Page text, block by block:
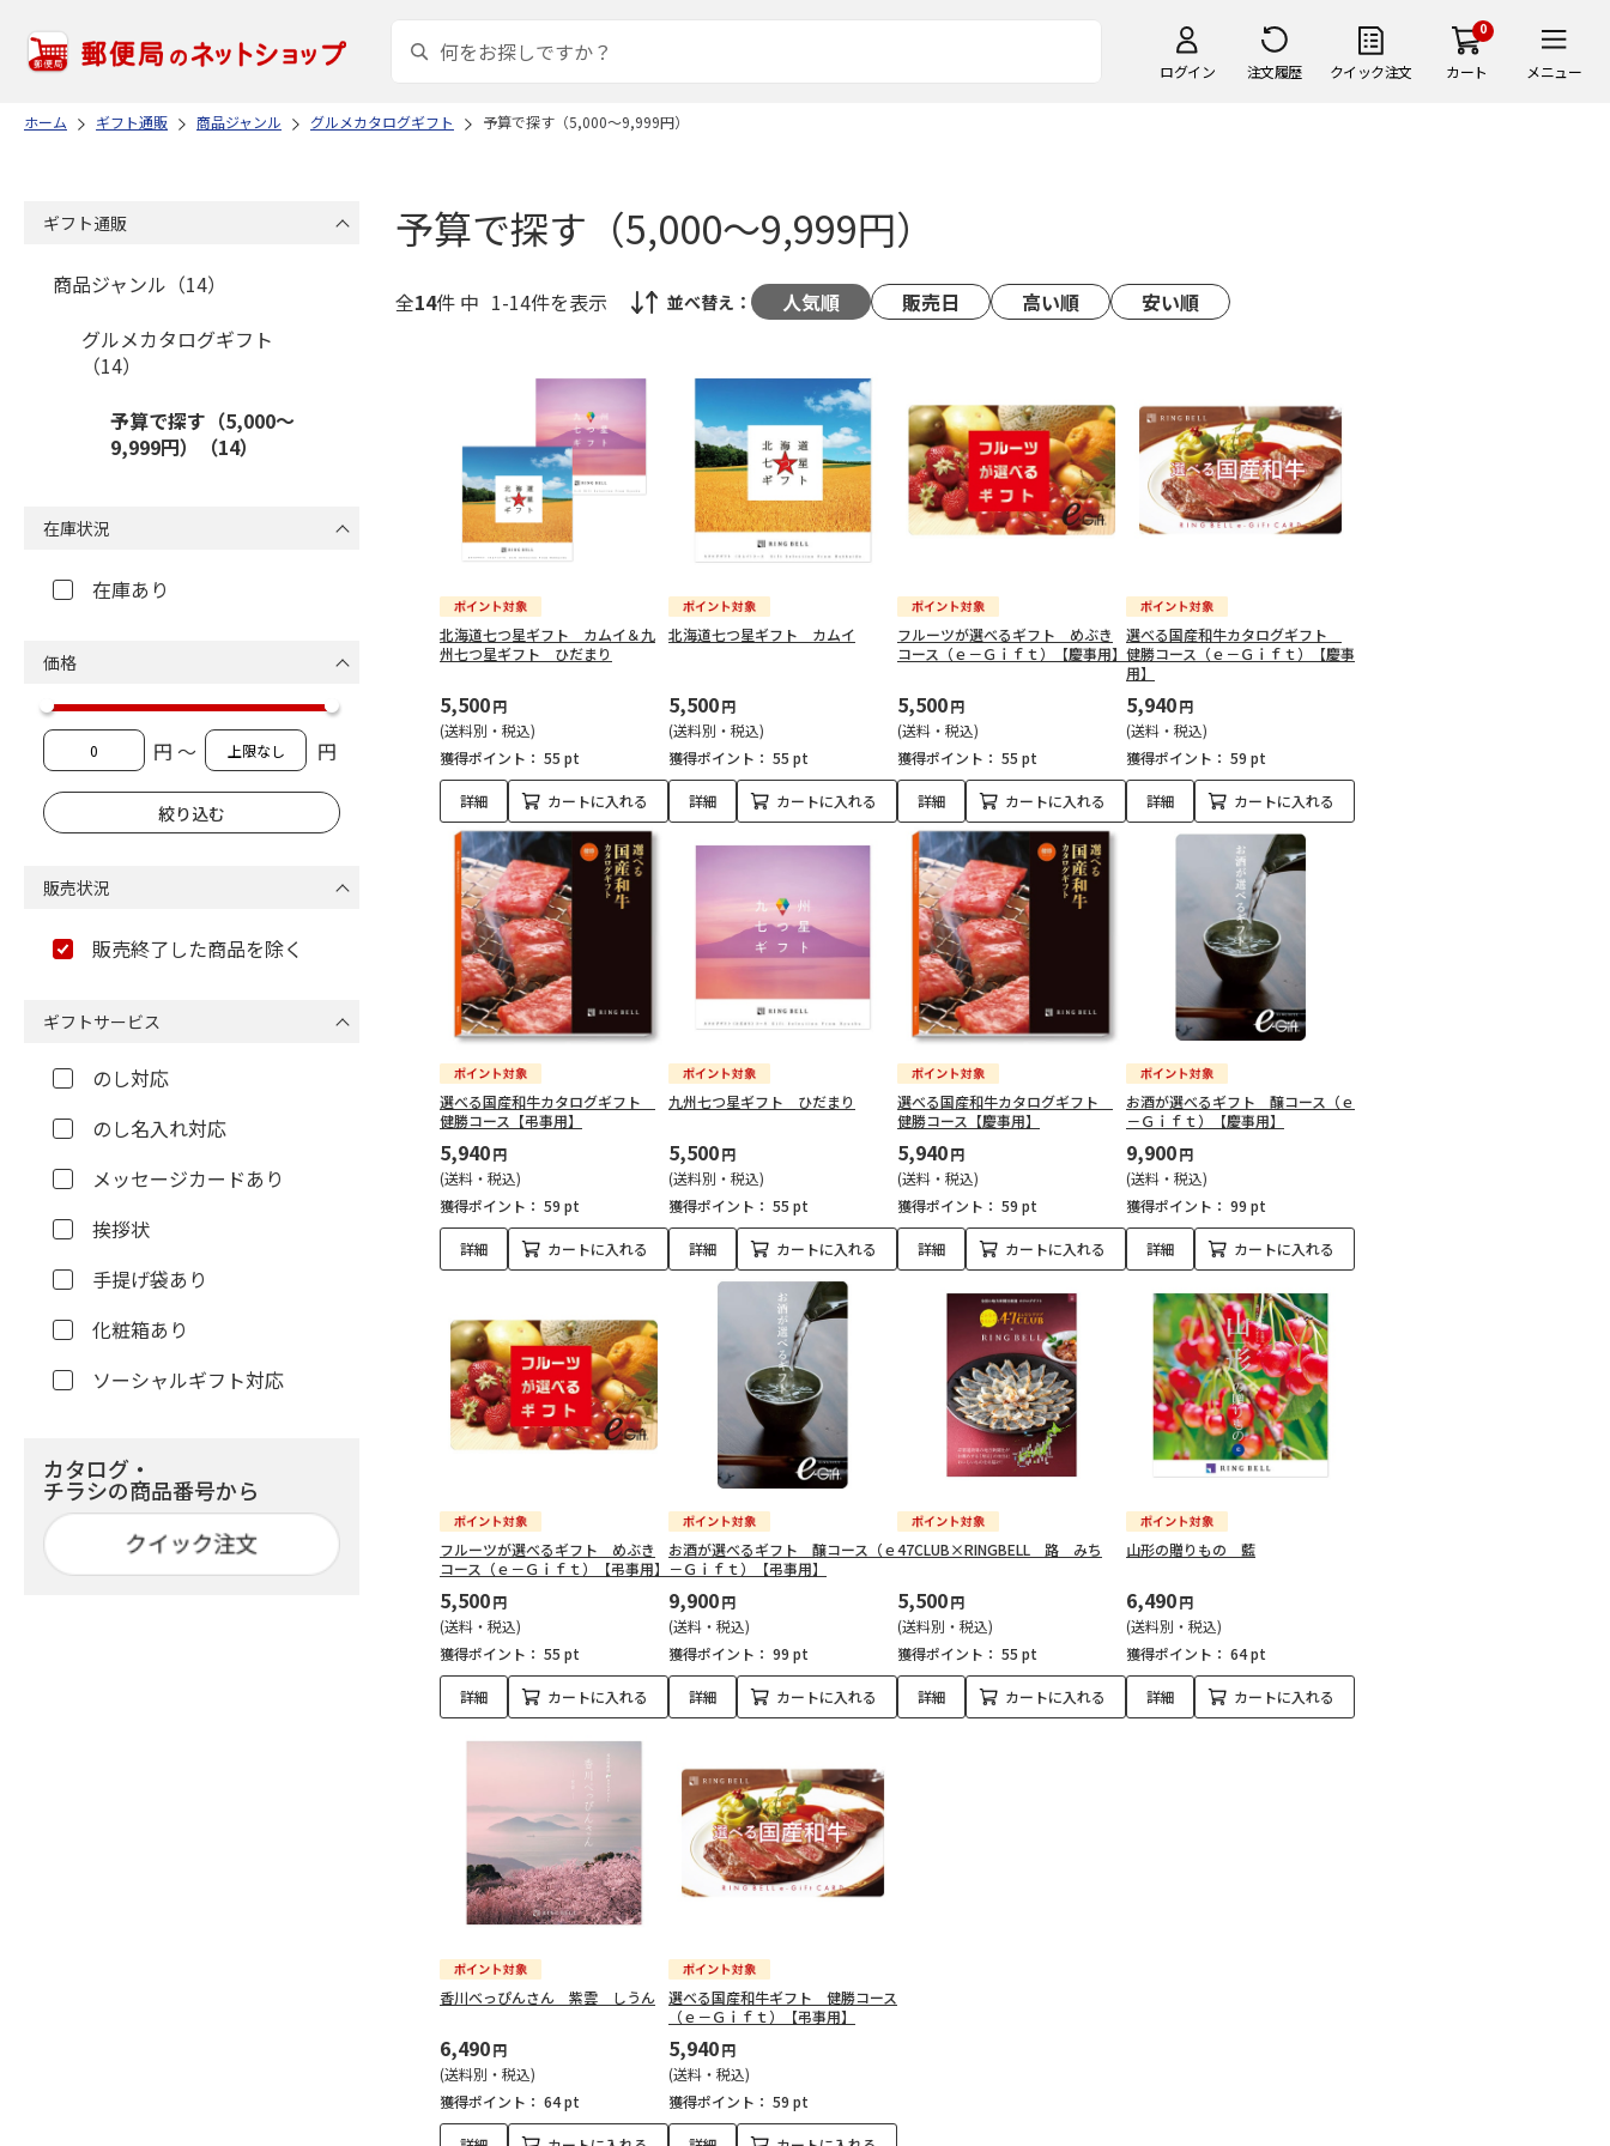
ログイン 注文履歴 クイック注文
0
カート メニュー
ホーム ギフト通販 商品ジャンル グルメカタログギフト 予算で探す（5,000～9,999円）
予算で探す（5,000～9,999円）
全14件 中 1-14件を表示 並べ替え： 人気順 販売日 高い順 安い順
北海道七つ星ギフト カムイ＆九
州七つ星ギフト ひだまり
5,500円
(送料別・税込)
獲得ポイント： 55 pt
詳細 カートに入れる
北海道七つ星ギフト カムイ
5,500円
(送料別・税込)
獲得ポイント： 55 pt
詳細 カートに入れる
フルーツが選べるギフト めぶき
コース（ｅ－Ｇｉｆｔ）【慶事用】
5,500円
(送料・税込)
獲得ポイント： 55 pt
詳細 カートに入れる
選べる国産和牛カタログギフト
健勝コース（ｅ－Ｇｉｆｔ）【慶事
用】
5,940円
(送料・税込)
獲得ポイント： 59 pt
詳細 カートに入れる
選べる国産和牛カタログギフト
健勝コース【弔事用】
5,940円
(送料・税込)
獲得ポイント： 59 pt
詳細 カートに入れる
九州七つ星ギフト ひだまり
5,500円
(送料別・税込)
獲得ポイント： 55 pt
詳細 カートに入れる
選べる国産和牛カタログギフト
健勝コース【慶事用】
5,940円
(送料・税込)
獲得ポイント： 59 pt
詳細 カートに入れる
お酒が選べるギフト 醸コース（ｅ
－Ｇｉｆｔ）【慶事用】
9,900円
(送料・税込)
獲得ポイント： 99 pt
詳細 カートに入れる
フルーツが選べるギフト めぶき
コース（ｅ－Ｇｉｆｔ）【弔事用】
5,500円
(送料・税込)
獲得ポイント： 55 pt
詳細 カートに入れる
お酒が選べるギフト 醸コース（ｅ
－Ｇｉｆｔ）【弔事用】
9,900円
(送料・税込)
獲得ポイント： 99 pt
詳細 カートに入れる
47CLUB×RINGBELL 路 みち
5,500円
(送料別・税込)
獲得ポイント： 55 pt
詳細 カートに入れる
山形の贈りもの 藍
6,490円
(送料別・税込)
獲得ポイント： 64 pt
詳細 カートに入れる
香川べっぴんさん 紫雲 しうん
6,490円
(送料別・税込)
獲得ポイント： 64 pt
選べる国産和牛ギフト 健勝コース
（ｅ－Ｇｉｆｔ）【弔事用】
5,940円
(送料・税込)
獲得ポイント： 59 pt
ギフト通販
商品ジャンル（14）
グルメカタログギフト
（14）
予算で探す（5,000～
9,999円）（14）
在庫状況
在庫あり
価格
円 ～ 円
販売状況
販売終了した商品を除く
ギフトサービス
のし対応
のし名入れ対応
メッセージカードあり
挨拶状
手提げ袋あり
化粧箱あり
ソーシャルギフト対応
カタログ・
チラシの商品番号から